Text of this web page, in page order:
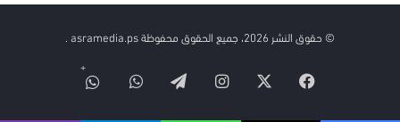
© حقوق النشر 2026، جميع الحقوق محفوظة asramedia.ps .
فيسبوك انستقرامتيلقرامواتسابقناة